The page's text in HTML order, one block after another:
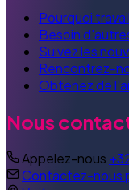
Pourquoi
Besoin
Suivez les
Rencontrez-
Obtenez de
Nous
Appelez-nous
Contactez-nous